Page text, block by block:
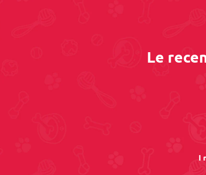
Le
I